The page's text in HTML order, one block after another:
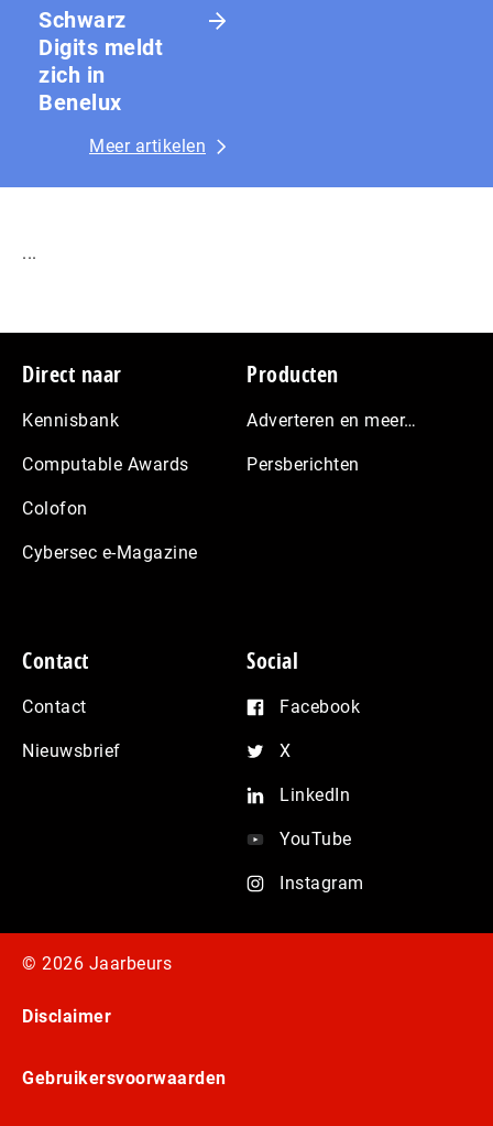
Schwarz
Digits meldt
zich in
Benelux
Meer artikelen
...
Footer
Direct naar
Kennisbank
Computable Awards
Colofon
Cybersec e-Magazine
Producten
Adverteren en meer…
Persberichten
Contact
Contact
Nieuwsbrief
Social
Facebook
X
LinkedIn
YouTube
Instagram
© 2026 Jaarbeurs
Disclaimer
Gebruikersvoorwaarden